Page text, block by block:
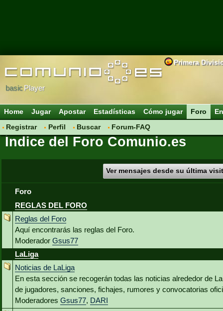
Primera
basicPlayer
Home Jugar Apostar Estadísticas Cómo jugar
Foro
Registrar
Perfil Buscar Forum-FAQ
Índice del Foro Comunio.es
Ver mensajes desde su última
Foro
REGLAS DEL FORO
Reglas del Foro
Aquí encontrarás las reglas del Foro.
Moderador Gsus77
LaLiga
Noticias de LaLiga
En esta sección se recogerán todas las noticias alrededor de
de jugadores, sanciones, fichajes, rumores y convocatorias
Moderadores Gsus77, DARI